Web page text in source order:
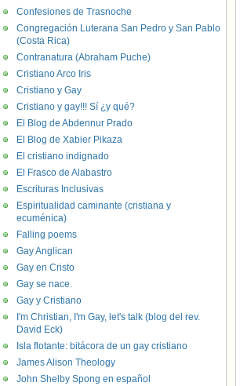
Confesiones de Trasnoche
Congregación Luterana San Pedro y San Pablo
(Costa Rica)
Contranatura (Abraham Puche)
Cristiano Arco Iris
Cristiano y Gay
Cristiano y gay!!! Sí ¿y qué?
El Blog de Abdennur Prado
El Blog de Xabier Pikaza
El cristiano indignado
El Frasco de Alabastro
Escrituras Inclusivas
Espiritualidad caminante (cristiana y
ecuménica)
Falling poems
Gay Anglican
Gay en Cristo
Gay se nace.
Gay y Cristiano
I'm Christian, I'm Gay, let's talk (blog del rev.
David Eck)
Isla flotante: bitácora de un gay cristiano
James Alison Theology
John Shelby Spong en español